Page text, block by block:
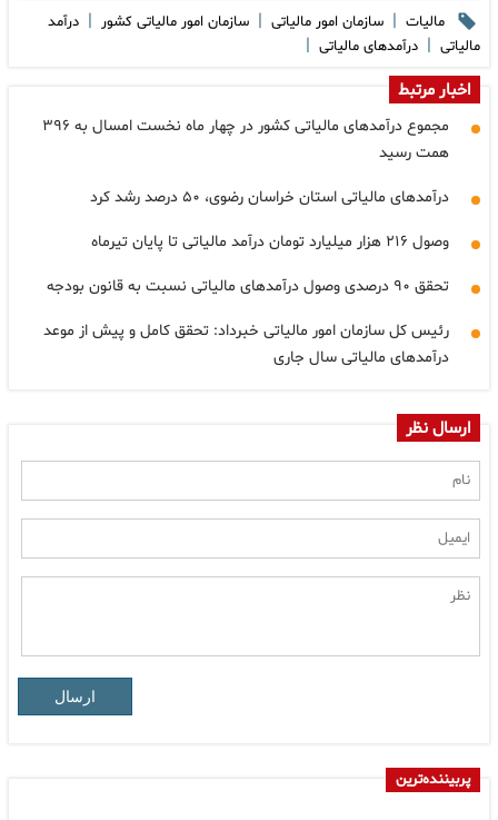
مالیات | سازمان امور مالیاتی | سازمان امور مالیاتی کشور | درآمد
مالیاتی | درآمدهای مالیاتی |
اخبار مرتبط
مجموع درآمدهای مالیاتی کشور در چهار ماه نخست امسال به ۳۹۶
همت رسید
درآمدهای مالیاتی استان خراسان رضوی، ۵۰ درصد رشد کرد
وصول ۲۱۶ هزار میلیارد تومان درآمد مالیاتی تا پایان تیرماه
تحقق ۹۰ درصدی وصول درآمدهای مالیاتی نسبت به قانون بودجه
رئیس کل سازمان امور مالیاتی خبرداد: تحقق کامل و پیش از موعد
درآمدهای مالیاتی سال جاری
ارسال نظر
ارسال
پربیننده‌ترین